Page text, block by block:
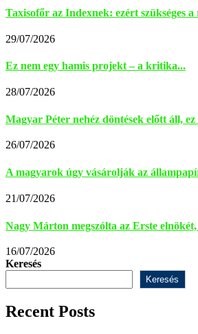
Taxisofőr az Indexnek: ezért szükséges
29/07/2026
Ez nem egy hamis projekt – a kritika...
28/07/2026
Magyar Péter nehéz döntések előtt áll, ez
26/07/2026
A magyarok úgy vásárolják az
21/07/2026
Nagy Márton megszólta az Erste
16/07/2026
Keresés
Keresés
Recent Posts